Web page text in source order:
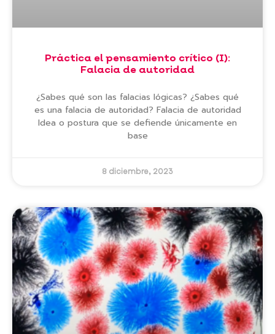
Práctica el pensamiento crítico (I):
Falacia de autoridad
¿Sabes qué son las falacias lógicas? ¿Sabes qué
es una falacia de autoridad? Falacia de autoridad
Idea o postura que se defiende únicamente en
base
8 diciembre, 2023